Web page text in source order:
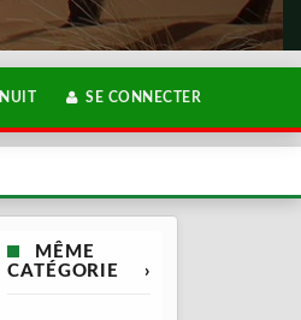
NUIT SE CONNECTER
MÊME
CATÉGORIE
›